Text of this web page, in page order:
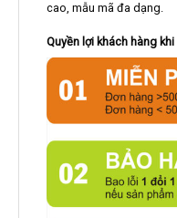
cao, mẫu mã đa dạng.
Quyền lợi khách hàng